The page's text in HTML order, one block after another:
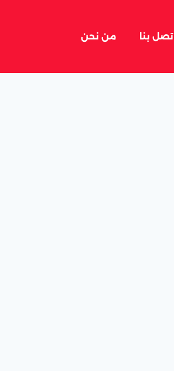
اتصل بنا من نحن